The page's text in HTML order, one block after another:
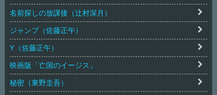
名前探しの放課後（辻村深月）
ジャンプ（佐藤正午）
Y（佐藤正午）
映画版「亡国のイージス」
秘密（東野圭吾）